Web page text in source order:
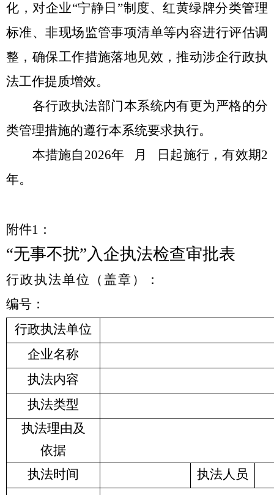
化，对企业“宁静日 ”制度、红黄绿牌分类管理
标准、非现场监管事项清单等内容进行评估调
整，确保工作措施落地见效，推动涉企行政执
法工作提质增效。
各行政执法部门本系统内有更为严格的分
类管理措施的遵行本系统要求执行。
本措施自 2026年 月 日起施行，有效期2
年。
附件1 ：
“无事不扰”入企执法检查审批表
行政执法单位（盖章）：
编号：
行政执法单位
企业名称
执法内容
执法类型
执法理由及
依据
执法时间
执法人员